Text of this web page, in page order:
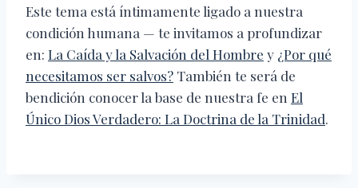
Este tema está íntimamente ligado a nuestra
condición humana — te invitamos a profundizar
en: La Caída y la Salvación del Hombre y ¿Por qué
necesitamos ser salvos? También te será de
bendición conocer la base de nuestra fe en El
Único Dios Verdadero: La Doctrina de la Trinidad.